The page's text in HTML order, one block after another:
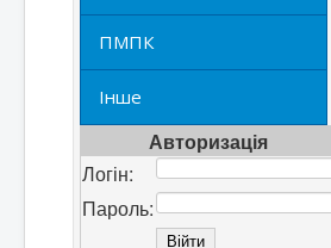
ПМПК
Інше
Авторизація
Логін:
Пароль: